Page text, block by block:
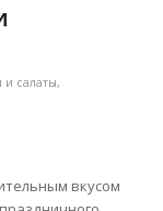
и салаты,
вкусом